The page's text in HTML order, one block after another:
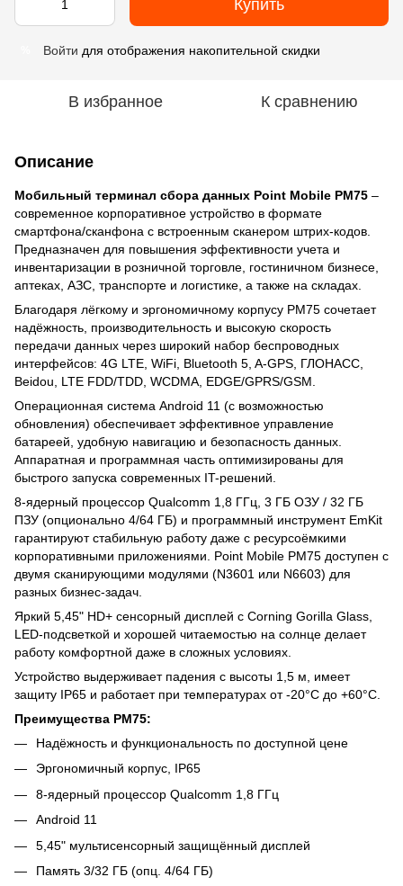
Купить
Войти для отображения накопительной скидки
В избранное К сравнению
Описание
Мобильный терминал сбора данных Point Mobile PM75 –
современное корпоративное устройство в формате
смартфона/сканфона с встроенным сканером штрих-кодов.
Предназначен для повышения эффективности учета и
инвентаризации в розничной торговле, гостиничном бизнесе,
аптеках, АЗС, транспорте и логистике, а также на складах.
Благодаря лёгкому и эргономичному корпусу PM75 сочетает
надёжность, производительность и высокую скорость
передачи данных через широкий набор беспроводных
интерфейсов: 4G LTE, WiFi, Bluetooth 5, A-GPS, ГЛОНАСС,
Beidou, LTE FDD/TDD, WCDMA, EDGE/GPRS/GSM.
Операционная система Android 11 (с возможностью
обновления) обеспечивает эффективное управление
батареей, удобную навигацию и безопасность данных.
Аппаратная и программная часть оптимизированы для
быстрого запуска современных IT-решений.
8-ядерный процессор Qualcomm 1,8 ГГц, 3 ГБ ОЗУ / 32 ГБ
ПЗУ (опционально 4/64 ГБ) и программный инструмент EmKit
гарантируют стабильную работу даже с ресурсоёмкими
корпоративными приложениями. Point Mobile PM75 доступен с
двумя сканирующими модулями (N3601 или N6603) для
разных бизнес-задач.
Яркий 5,45" HD+ сенсорный дисплей с Corning Gorilla Glass,
LED-подсветкой и хорошей читаемостью на солнце делает
работу комфортной даже в сложных условиях.
Устройство выдерживает падения с высоты 1,5 м, имеет
защиту IP65 и работает при температурах от -20°C до +60°C.
Преимущества PM75:
Надёжность и функциональность по доступной цене
Эргономичный корпус, IP65
8-ядерный процессор Qualcomm 1,8 ГГц
Android 11
5,45" мультисенсорный защищённый дисплей
Память 3/32 ГБ (опц. 4/64 ГБ)